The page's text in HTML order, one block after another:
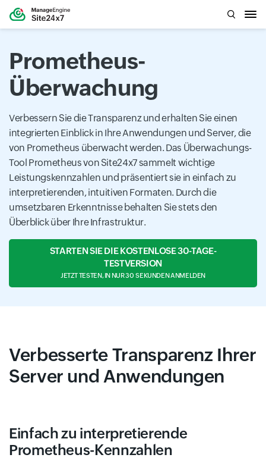
Prometheus-
Überwachung
Verbessern Sie die Transparenz und erhalten Sie einen
integrierten Einblick in Ihre Anwendungen und Server, die
von Prometheus überwacht werden. Das Überwachungs-
Tool Prometheus von Site24x7 sammelt wichtige
Leistungskennzahlen und präsentiert sie in einfach zu
interpretierenden, intuitiven Formaten. Durch die
umsetzbaren Erkenntnisse behalten Sie stets den
Überblick über Ihre Infrastruktur.
STARTEN SIE DIE KOSTENLOSE 30-TAGE-
TESTVERSION
JETZT TESTEN, IN NUR 30 SEKUNDEN ANMELDEN
Verbesserte Transparenz Ihrer
Server und Anwendungen
Einfach zu interpretierende
Prometheus-Kennzahlen